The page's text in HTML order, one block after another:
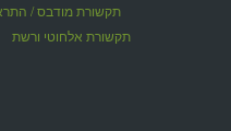
תקשורת אלחוטי ורשת